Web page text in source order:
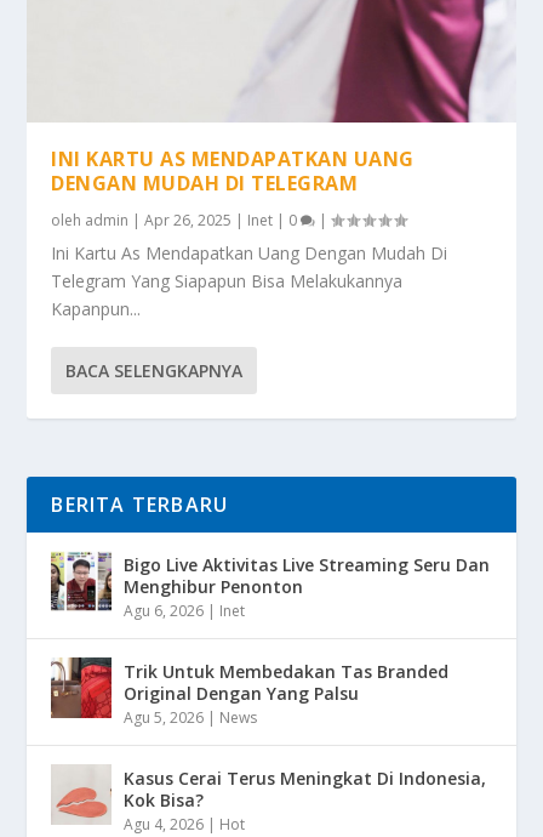
INI KARTU AS MENDAPATKAN UANG
DENGAN MUDAH DI TELEGRAM
oleh admin |Apr 26, 2025 | Inet | 0 |
Ini Kartu As Mendapatkan Uang Dengan Mudah Di
Telegram Yang Siapapun Bisa Melakukannya
Kapanpun...
BACA SELENGKAPNYA
BERITA TERBARU
Bigo Live Aktivitas Live Streaming Seru Dan
Menghibur Penonton
Agu 6, 2026 | Inet
Trik Untuk Membedakan Tas Branded
Original Dengan Yang Palsu
Agu 5, 2026 | News
Kasus Cerai Terus Meningkat Di Indonesia,
Kok Bisa?
Agu 4, 2026 | Hot